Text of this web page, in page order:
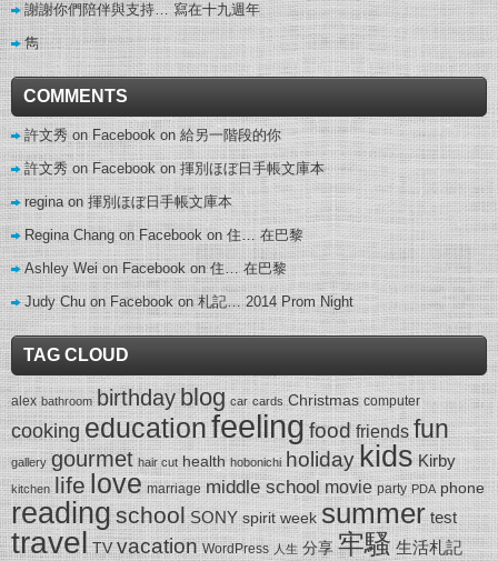
謝謝你們陪伴與支持… 寫在十九週年
雋
COMMENTS
許文秀 on Facebookon給另一階段的你
許文秀 on Facebookon揮別ほぼ日手帳文庫本
reginaon揮別ほぼ日手帳文庫本
Regina Chang on Facebookon住… 在巴黎
Ashley Wei on Facebookon住… 在巴黎
Judy Chu on Facebook on札記… 2014 Prom Night
TAG CLOUD
alex bathroom birthday blog car cards Christmas computer
cooking educationfeeling food friends fun
gallery gourmet hair cut health hobonichi holiday kids Kirby
kitchen life love marriage middle school movie party PDA phone
readingschool SONY spirit week summer test
travel TV vacation WordPress 人生 分享 牢騷 生活札記